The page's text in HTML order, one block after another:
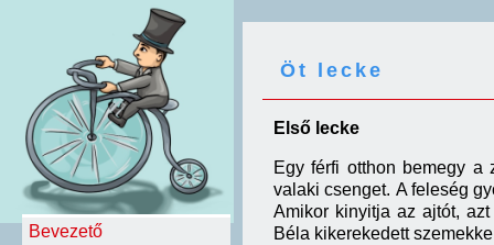
Bevezető
Öt lecke
Első lecke
Egy férfi otthon bemegy a
valaki csenget. A feleség
Amikor kinyitja az ajtót,
Béla kikerekedett